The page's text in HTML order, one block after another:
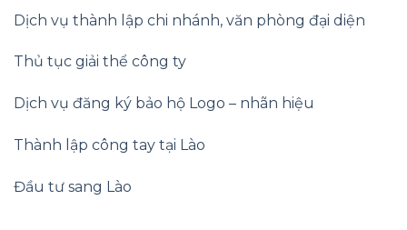
Dịch vụ thành lập chi nhánh, văn phòng đại diện
Thủ tục giải thể công ty
Dịch vụ đăng ký bảo hộ Logo – nhãn hiệu
Thành lập công tay tại Lào
Đầu tư sang Lào